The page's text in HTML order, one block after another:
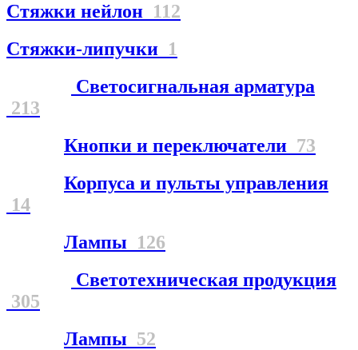
Стяжки нейлон 112
Стяжки-липучки 1
Светосигнальная арматура
213
Кнопки и переключатели 73
Корпуса и пульты управления
14
Лампы 126
Светотехническая продукция
305
Лампы 52